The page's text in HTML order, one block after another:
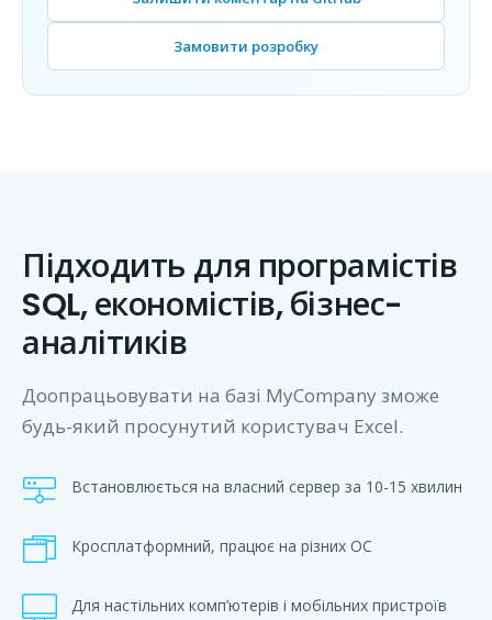
Замовити розробку
Підходить для програмістів
SQL, економістів, бізнес-
аналітиків
Доопрацьовувати на базі MyCompany зможе
будь-який просунутий користувач Excel.
Встановлюється на власний сервер за 10-15 хвилин
Кросплатформний, працює на різних ОС
Для настільних комп’ютерів і мобільних пристроїв